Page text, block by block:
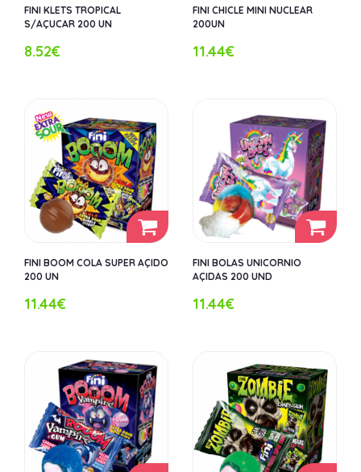
FINI KLETS TROPICAL
S/AÇUCAR 200 UN
8.52€
FINI CHICLE MINI NUCLEAR
200UN
11.44€
FINI BOOM COLA SUPER AÇIDO
200 UN
11.44€
FINI BOLAS UNICORNIO
AÇIDAS 200 UND
11.44€